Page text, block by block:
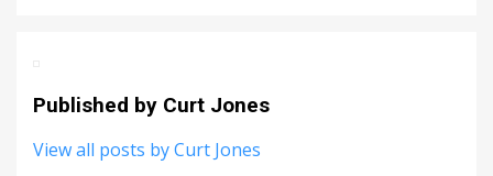
Published by Curt Jones
View all posts by Curt Jones